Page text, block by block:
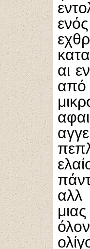
αι
αλλ